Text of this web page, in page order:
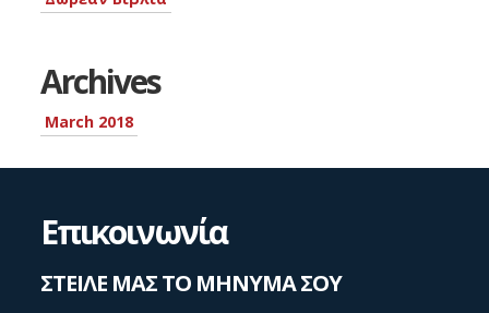
Archives
March 2018
Επικοινωνία
ΣΤΕΙΛΕ ΜΑΣ ΤΟ ΜΗΝΥΜΑ ΣΟΥ